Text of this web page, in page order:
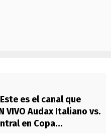
es el canal que
VIVO Audax Italiano vs.
en Copa